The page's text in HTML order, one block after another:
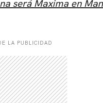
será Maxima en Man
LA PUBLICIDAD